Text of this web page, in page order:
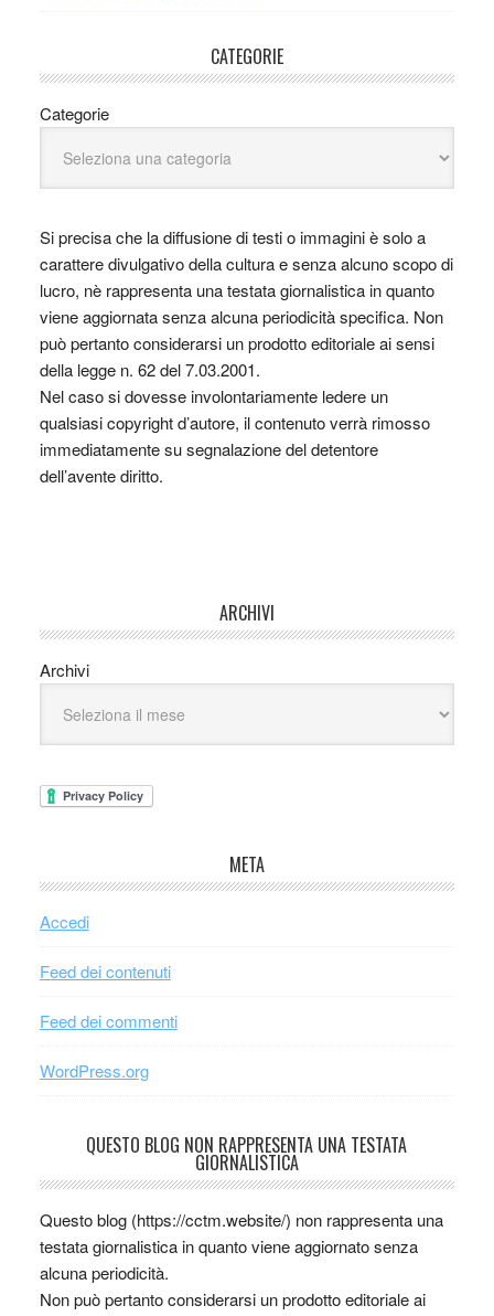
CATEGORIE
Categorie
Si precisa che la diffusione di testi o immagini è solo a
carattere divulgativo della cultura e senza alcuno scopo di
lucro, nè rappresenta una testata giornalistica in quanto
viene aggiornata senza alcuna periodicità specifica. Non
può pertanto considerarsi un prodotto editoriale ai sensi
della legge n. 62 del 7.03.2001.
Nel caso si dovesse involontariamente ledere un
qualsiasi copyright d’autore, il contenuto verrà rimosso
immediatamente su segnalazione del detentore
dell’avente diritto.
ARCHIVI
Archivi
META
Accedi
Feed dei contenuti
Feed dei commenti
WordPress.org
QUESTO BLOG NON RAPPRESENTA UNA TESTATA
GIORNALISTICA
Questo blog (https://cctm.website/) non rappresenta una
testata giornalistica in quanto viene aggiornato senza
alcuna periodicità.
Non può pertanto considerarsi un prodotto editoriale ai